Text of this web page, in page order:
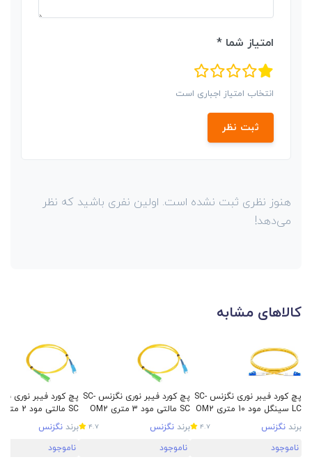
امتیاز شما *
انتخاب امتیاز اجباری است
ثبت نظر
هنوز نظری ثبت نشده است. اولین نفری باشید که نظر
می‌دهد!
کالاهای مشابه
پچ کورد فیبر نوری نگزنس SC-
LC سینگل مود 10 متری OM2
برند نگزنس 4.7
ناموجود
پچ کورد فیبر نوری نگزنس SC-
SC مالتی مود 3 متری OM2
برند نگزنس 4.7
ناموجود
SC مالتی مود 2 متری OM2
برند نگزنس
ناموجود